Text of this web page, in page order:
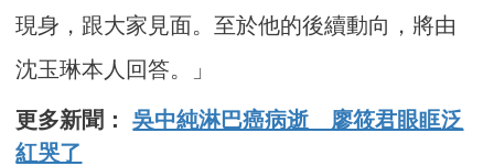
現身，跟大家見面。至於他的後續動向，將由
沈玉琳本人回答。」
更多新聞：吳中純淋巴癌病逝 廖筱君眼眶泛
紅哭了